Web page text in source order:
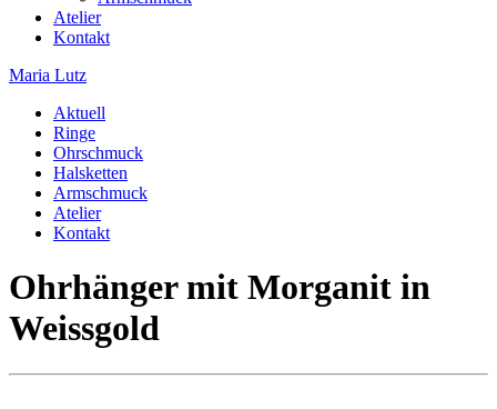
Atelier
Kontakt
Maria Lutz
Aktuell
Ringe
Ohrschmuck
Halsketten
Armschmuck
Atelier
Kontakt
Ohrhänger mit Morganit in
Weissgold